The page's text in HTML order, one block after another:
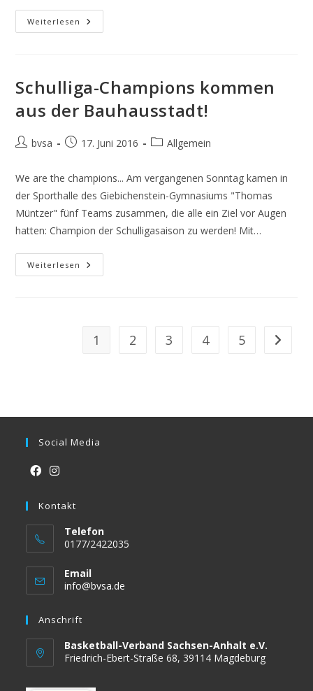
Weiterlesen Auch
Die
Wieder
Fleißig!
Schulliga-Champions kommen
aus der Bauhausstadt!
Beitrags-
bvsa
Beitrag17. Juni 2016
Beitrags-
Allgemein
We are the champions... Am vergangenen Sonntag kamen in
der Sporthalle des Giebichenstein-Gymnasiums "Thomas
Müntzer" fünf Teams zusammen, die alle ein Ziel vor Augen
hatten: Champion der Schulligasaison zu werden! Mit…
Weiterlesen Schulliga-
Champions
1 2 3 4 5 Gehe
Social Media
a
new
in
a
new
Kontakt
Telefon
0177/2422035
Email
info@bvsa.de
Anschrift
Basketball-Verband Sachsen-Anhalt e.V.
Friedrich-Ebert-Straße 68, 39114 Magdeburg